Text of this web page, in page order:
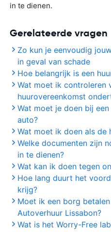
in te dienen.
Gerelateerde vragen
Zo kun je eenvoudig
in geval van schade
Hoe belangrijk is een
Wat moet ik controleren
huurovereenkomst
Wat moet je doen bij
auto?
Wat moet ik doen als de
Welke documenten zijn
in te dienen?
Wat kan ik doen tegen
Hoe lang duurt het
krijg?
Moet ik een borg
Autoverhuur Lissabon?
Wat is het Worry-Free